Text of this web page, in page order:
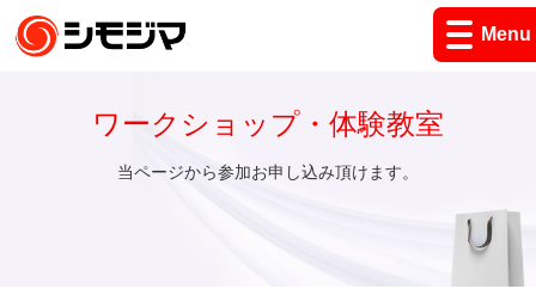
Menu
ワークショップ・体験教室
当ページから参加お申し込み頂けます。